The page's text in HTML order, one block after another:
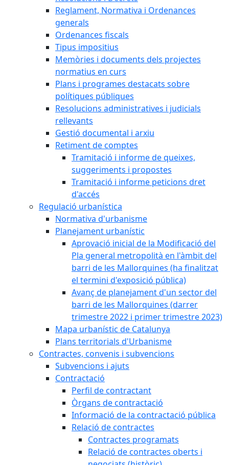
Reglament, Normativa i Ordenances
generals
Ordenances fiscals
Tipus impositius
Memòries i documents dels projectes
normatius en curs
Plans i programes destacats sobre
polítiques públiques
Resolucions administratives i judicials
rellevants
Gestió documental i arxiu
Retiment de comptes
Tramitació i informe de queixes,
suggeriments i propostes
Tramitació i informe peticions dret
d'accés
Regulació urbanística
Normativa d'urbanisme
Planejament urbanístic
Aprovació inicial de la Modificació del
Pla general metropolità en l'àmbit del
barri de les Mallorquines (ha finalitzat
el termini d'exposició pública)
Avanç de planejament d'un sector del
barri de les Mallorquines (darrer
trimestre 2022 i primer trimestre 2023)
Mapa urbanístic de Catalunya
Plans territorials d'Urbanisme
Contractes, convenis i subvencions
Subvencions i ajuts
Contractació
Perfil de contractant
Òrgans de contractació
Informació de la contractació pública
Relació de contractes
Contractes programats
Relació de contractes oberts i